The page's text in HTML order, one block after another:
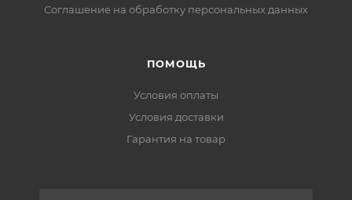
Соглашение на обработку персональных данных
ПОМОЩЬ
Условия оплаты
Условия доставки
Гарантия на товар